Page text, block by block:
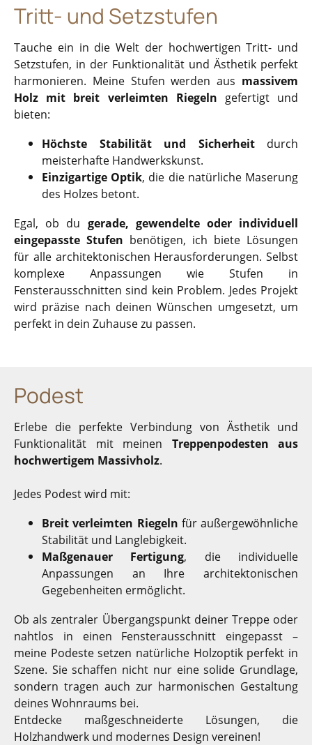
Tritt- und Setzstufen
Tauche ein in die Welt der hochwertigen Tritt- und
Setzstufen, in der Funktionalität und Ästhetik perfekt
harmonieren. Meine Stufen werden aus massivem
Holz mit breit verleimten Riegeln gefertigt und
bieten:
Höchste Stabilität und Sicherheitdurch
meisterhafte Handwerkskunst.
Einzigartige Optik, die die natürliche Maserung
des Holzes betont.
Egal, ob du gerade, gewendelte oder individuell
eingepasste Stufen benötigen, ich biete Lösungen
für alle architektonischen Herausforderungen. Selbst
komplexe Anpassungen wie Stufen in
Fensterausschnitten sind kein Problem. Jedes Projekt
wird präzise nach deinen Wünschen umgesetzt, um
perfekt in dein Zuhause zu passen.
Podest
Erlebe die perfekte Verbindung von Ästhetik und
Funktionalität mit meinen Treppenpodesten aus
hochwertigem Massivholz.
Jedes Podest wird mit:
Breit verleimten Riegeln für außergewöhnliche
Stabilität und Langlebigkeit.
Maßgenauer Fertigung, die individuelle
Anpassungen an Ihre architektonischen
Gegebenheiten ermöglicht.
Ob als zentraler Übergangspunkt deiner Treppe oder
nahtlos in einen Fensterausschnitt eingepasst –
meine Podeste setzen natürliche Holzoptik perfekt in
Szene. Sie schaffen nicht nur eine solide Grundlage,
sondern tragen auch zur harmonischen Gestaltung
deines Wohnraums bei.
Entdecke maßgeschneiderte Lösungen, die
Holzhandwerk und modernes Design vereinen!